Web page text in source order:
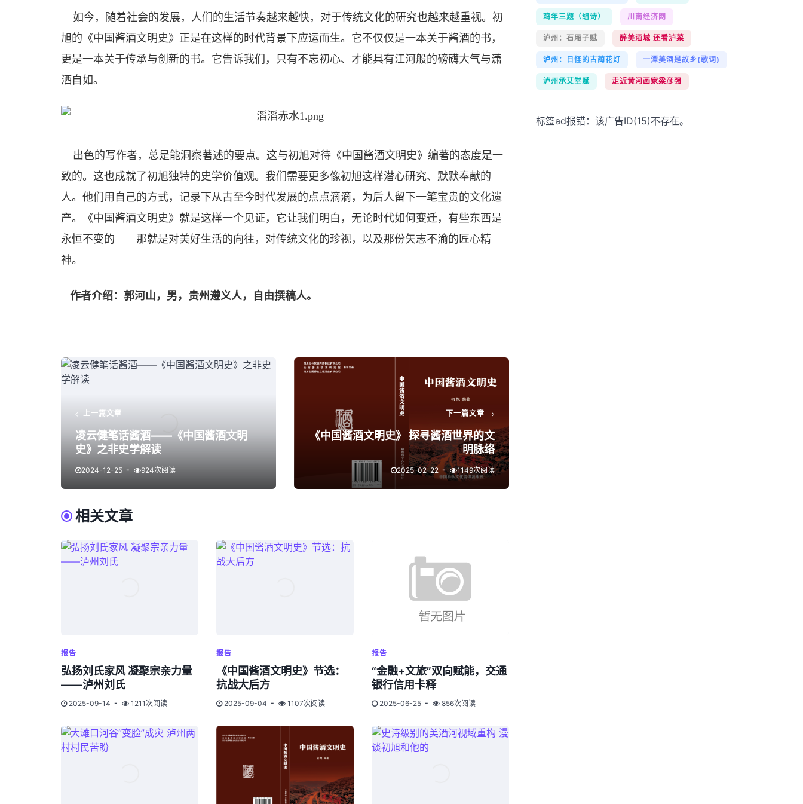
如今，随着社会的发展，人们的生活节奏越来越快，对于传统文化的研究也越来越重视。初
旭的《中国酱酒文明史》正是在这样的时代背景下应运而生。它不仅仅是一本关于酱酒的书，
更是一本关于传承与创新的书。它告诉我们，只有不忘初心、才能具有江河般的磅礴大气与潇
洒自如。
出色的写作者，总是能洞察著述的要点。这与初旭对待《中国酱酒文明史》编著的态度是一
致的。这也成就了初旭独特的史学价值观。我们需要更多像初旭这样潜心研究、默默奉献的
人。他们用自己的方式，记录下从古至今时代发展的点点滴滴，为后人留下一笔宝贵的文化遗
产。《中国酱酒文明史》就是这样一个见证，它让我们明白，无论时代如何变迁，有些东西是
永恒不变的——那就是对美好生活的向往，对传统文化的珍视，以及那份矢志不渝的匠心精
神。
作者介绍：郭河山，男，贵州遵义人，自由撰稿人。
上一篇文章
凌云健笔话酱酒——《中国酱酒文明
史》之非史学解读
2024-12-25 924次阅读
下一篇文章
《中国酱酒文明史》 探寻酱酒世界的文
明脉络
2025-02-22 1149次阅读
相关文章
报告
弘扬刘氏家风 凝聚宗亲力量
——泸州刘氏
2025-09-14 1211次阅读
报告
《中国酱酒文明史》节选：
抗战大后方
2025-09-04 1107次阅读
报告
“金融+文旅”双向赋能，交通
银行信用卡释
2025-06-25 856次阅读
鸡年三题（组诗） 川南经济网
泸州：石厢子赋 醉美酒城 还看泸菜
泸州：日怪的古蔺花灯 一潭美酒是故乡(歌词)
泸州承艾堂赋 走近黄河画家梁彦强
标签ad报错：该广告ID(15)不存在。